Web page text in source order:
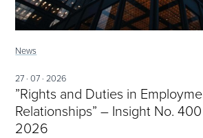
News
27 · 07 · 2026
”Rights and Duties in
Relationships” – Insight No.
2026